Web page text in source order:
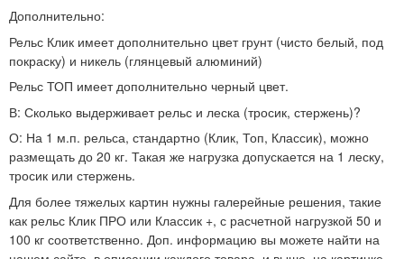
Дополнительно:
Рельс Клик имеет дополнительно цвет грунт (чисто белый, под
покраску) и никель (глянцевый алюминий)
Рельс ТОП имеет дополнительно черный цвет.
В: Сколько выдерживает рельс и леска (тросик, стержень)?
О: На 1 м.п. рельса, стандартно (Клик, Топ, Классик), можно
размещать до 20 кг. Такая же нагрузка допускается на 1 леску,
тросик или стержень.
Для более тяжелых картин нужны галерейные решения, такие
как рельс Клик ПРО или Классик +, с расчетной нагрузкой 50 и
100 кг соответственно. Доп. информацию вы можете найти на